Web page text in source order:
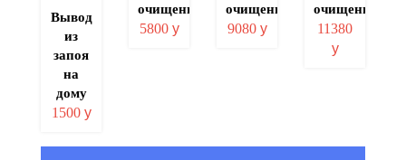
Вывод
из
запоя
на
дому
1500 у
очищение"
5800 у
очищение"
9080 у
очищение"
11380
у